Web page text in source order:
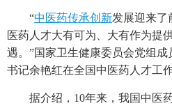
“中医药传承创新发展迎来了
医药人才大有可为、大有作为提
遇。”国家卫生健康委员会党组
书记余艳红在全国中医药人才工
据介绍，10年来，我国中医